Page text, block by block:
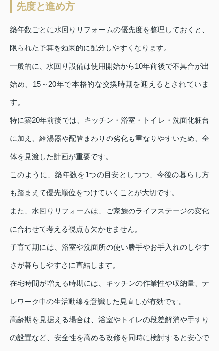
先度と進め方
築年数ごとに水回りリフォームの優先度を整理しておくと、
限られた予算を効果的に配分しやすくなります。
一般的に、水回り設備は使用開始から10年前後で不具合が出
始め、15～20年で本格的な交換時期を迎えるとされていま
す。
特に築20年前後では、キッチン・浴室・トイレ・洗面化粧台
に加え、給湯器や配管まわりの劣化も重なりやすいため、全
体を見渡した計画が重要です。
このように、築年数を1つの目安としつつ、今後の暮らし方
も踏まえて優先順位をつけていくことが大切です。
また、水回りリフォームは、ご家族のライフステージの変化
に合わせて考える視点も欠かせません。
子育て期には、浴室や洗面所の使い勝手やお手入れのしやす
さが暮らしやすさに直結します。
在宅時間が増える時期には、キッチンの作業性や収納量、テ
レワーク中の生活動線を意識した見直しが有効です。
高齢期を見据える場合は、浴室やトイレの段差解消や手すり
の設置など、安全性を高める改修を同時に検討すると安心で